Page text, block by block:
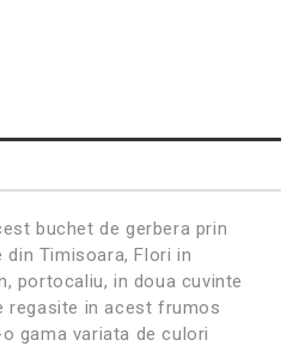
buchet de gerbera prin
Timisoara, Flori in
portocaliu, in doua cuvinte
regasite in acest frumos
gama variata de culori